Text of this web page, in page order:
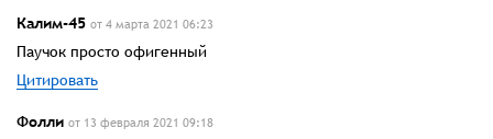
Калим-45 от 4 марта 2021 06:23
Паучок просто офигенный
Цитировать
Фолли от 13 февраля 2021 09:18